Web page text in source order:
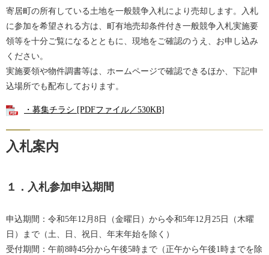
寄居町の所有している土地を一般競争入札により売却します。入札
に参加を希望される方は、町有地売却条件付き一般競争入札実施要
領等を十分ご覧になるとともに、現地をご確認のうえ、お申し込み
ください。
実施要領や物件調書等は、ホームページで確認できるほか、下記申
込場所でも配布しております。
・募集チラシ [PDFファイル／530KB]
入札案内
１．入札参加申込期間
申込期間：令和5年12月8日（金曜日）から令和5年12月25日（木曜
日）まで（土、日、祝日、年末年始を除く）
受付期間：午前8時45分から午後5時まで（正午から午後1時までを除